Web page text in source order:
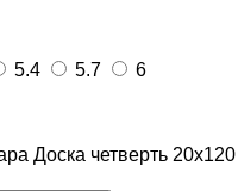
5.4 5.7
6
Доска четверть